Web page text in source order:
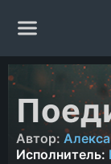
Главная
Жанры
Автор:
Исполнитель: